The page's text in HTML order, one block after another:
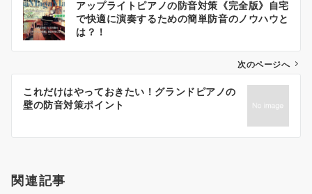
ー
アップライトピアノの防音対策《完全版》自宅
で快適に演奏するための簡単防音のノウハウと
は？！
次のページへ
これだけはやっておきたい！グランドピアノの
壁の防音対策ポイント
関連記事